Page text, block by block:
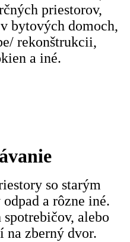
priestorov,
bytových domoch,
rekonštrukcii,
a iné.
so starým
a rôzne iné.
alebo
na zberný dvor.